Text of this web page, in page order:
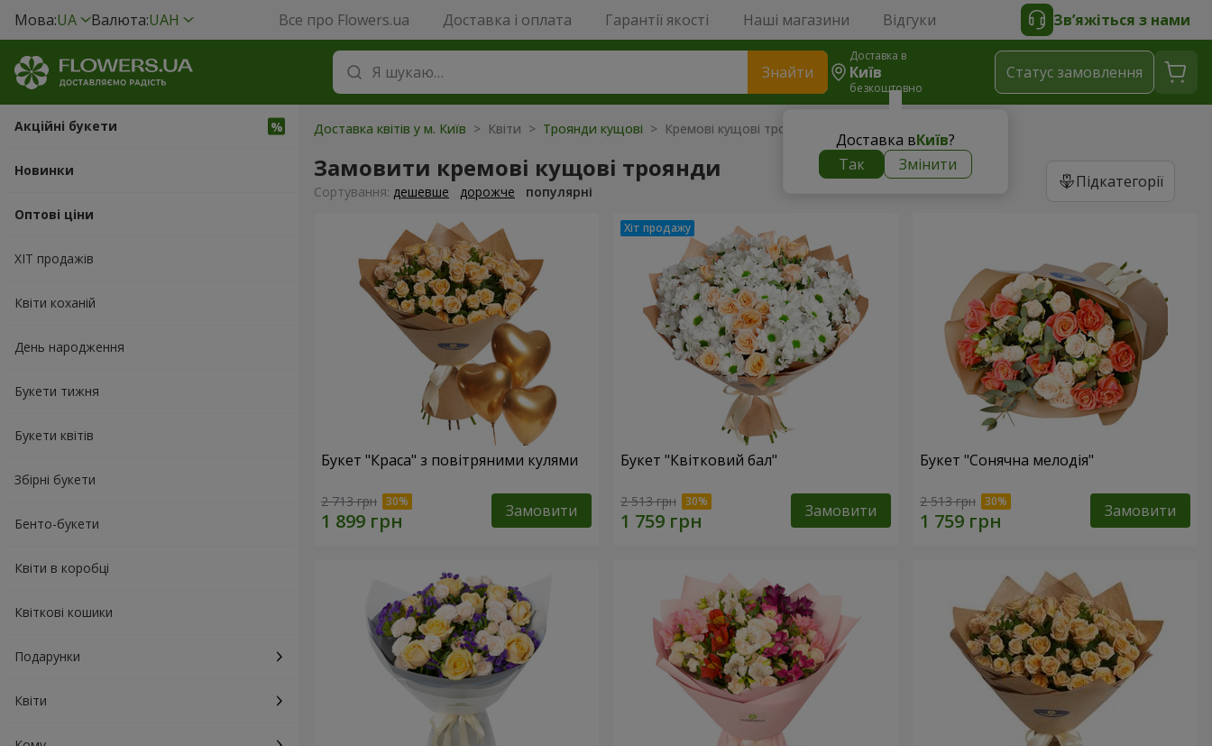
Мова:UA Валюта:UAH Все про Flowers.ua Доставка і оплата Гарантії якості Наші магазини Відгуки Зв’яжіться з нами
Знайти
Доставка в
Київ
безкоштовно
Доставка вКиїв?
Так
Змінити
Статус замовлення
Акційні букети
Новинки
Оптові ціни
ХІТ продажів
Квіти коханій
День народження
Букети тижня
Букети квітів
Збірні букети
Бенто-букети
Квіти в коробці
Квіткові кошики
Подарунки
Квіти
Доставка квітів у м. Київ > Квіти > Троянди кущові > Кремові кущові троянди
Замовити кремові кущові троянди Підкатегорії
Сортування: дешевше дорожче популярні
Букет "Краса" з повітряними кулями
2 713 грн Замовити
Букет "Квітковий бал"
2 513 грн Замовити
Букет "Сонячна мелодія"
2 513 грн Замовити